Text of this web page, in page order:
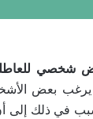
شخصي
يرغب بعض
في ذلك